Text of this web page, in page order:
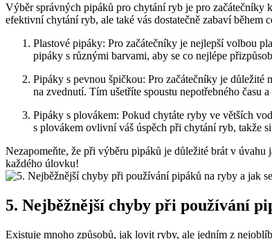
Výběr⁣ správných pipáků⁢ pro chytání ryb je pro začátečníky‌
efektivní chytání ryb, ale také vás dostatečně zabaví během
Plastové pipáky:⁤ Pro začátečníky⁣ je nejlepší volbou
pipáky s ‌různými barvami, aby⁣ se co⁢ nejlépe
Pipáky s pevnou špičkou: Pro začátečníky je
na zvednutí. Tím ušetříte spoustu⁤ nepotřebného času
Pipáky s plovákem: Pokud ​chytáte ryby ve větších
s plovákem ovlivní váš úspěch při chytání ryb, takže
Nezapomeňte, že při výběru pipáků je důležité ⁤brát v
každého úlovku!
5. Nejběžnější ⁤chyby při používání
Existuje mnoho způsobů, jak ‍lovit ryby, ale jedním​ z